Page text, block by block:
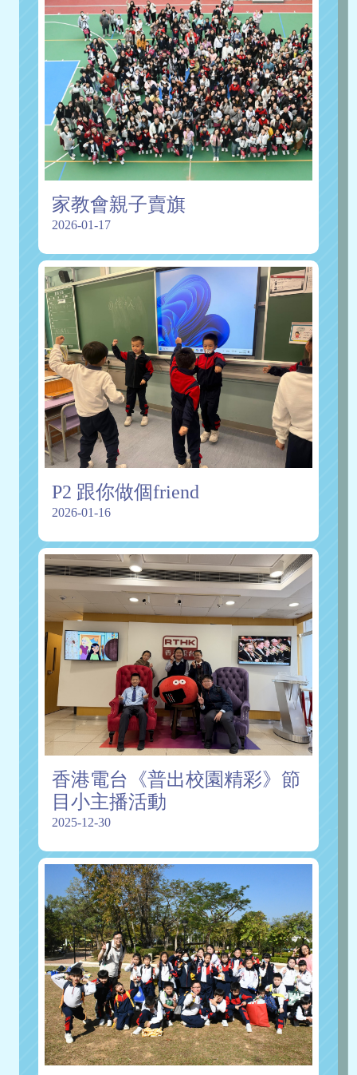
家教會親子賣旗
2026-01-17
P2 跟你做個friend
2026-01-16
香港電台《普出校園精彩》節
目小主播活動
2025-12-30